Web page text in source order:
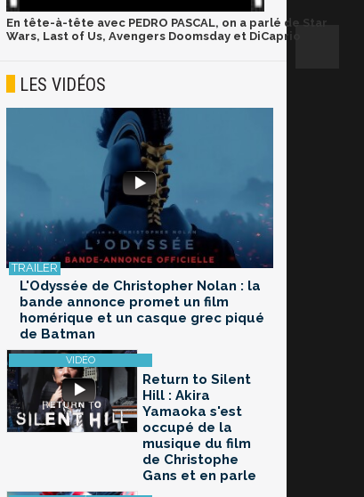
En tête-à-tête avec PEDRO PASCAL, on a parlé de Star
Wars, Last of Us, Avengers Doomsday et DiCaprio
LES VIDÉOS
L'Odyssée de Christopher Nolan : la
bande annonce promet un film
homérique et un casque grec piqué
de Batman
Return to Silent
Hill : Akira
Yamaoka s'est
occupé de la
musique du film
de Christophe
Gans et en parle